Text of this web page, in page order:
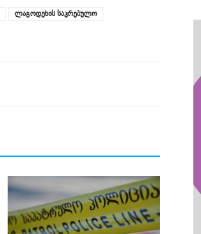
ლაგოდეხის საკრებულო